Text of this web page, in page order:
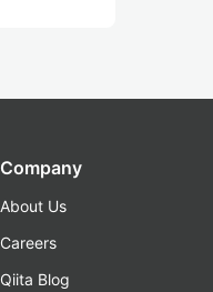
Company
About Us
Careers
Qiita Blog